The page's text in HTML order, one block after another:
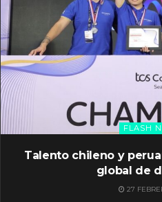
FLASH
Talento chileno y
global de
27